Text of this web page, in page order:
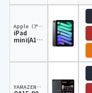
Apple（アップル）
iPad
mini(A17
YAMAZEN（山善）